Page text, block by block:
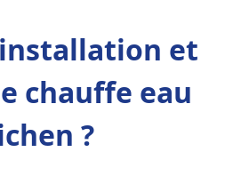
et
chauffe eau
?